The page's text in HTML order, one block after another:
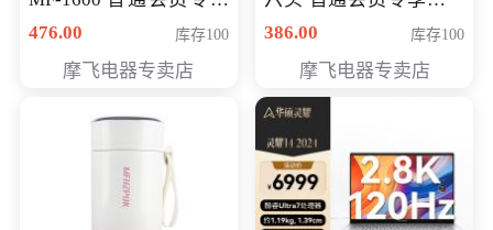
价298元
476.00 库存100
摩飞电器专卖店
199元
386.00 库存100
摩飞电器专卖店